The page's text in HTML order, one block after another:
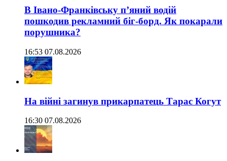
В Івано-Франківську п’яний водій
пошкодив рекламний біг-борд. Як покарали
порушника?
16:53 07.08.2026
На війні загинув прикарпатець Тарас Когут
16:30 07.08.2026